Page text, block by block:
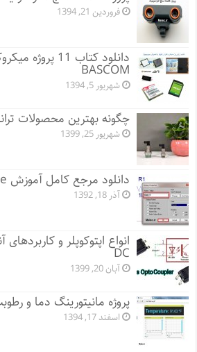
فروردین 21, 1394
BASCOM
شهریور 5, 1394
چگونه بهترین محصولات
شهریور 25, 1399
دانلود مرجع کامل آموزش OrCAD PSpice
آذر 18, 1392
DC
آبان 20, 1399
پروژه مانيتورينگ دما و
اسفند 17, 1394